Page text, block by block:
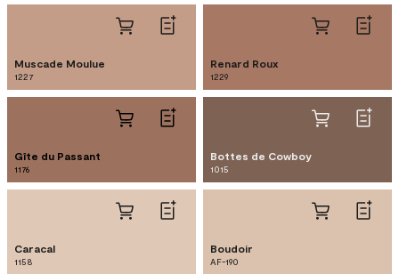
Muscade Moulue
1227
Renard Roux
1229
Gîte du Passant
1176
Bottes de Cowboy
1015
Caracal
1158
Boudoir
AF-190